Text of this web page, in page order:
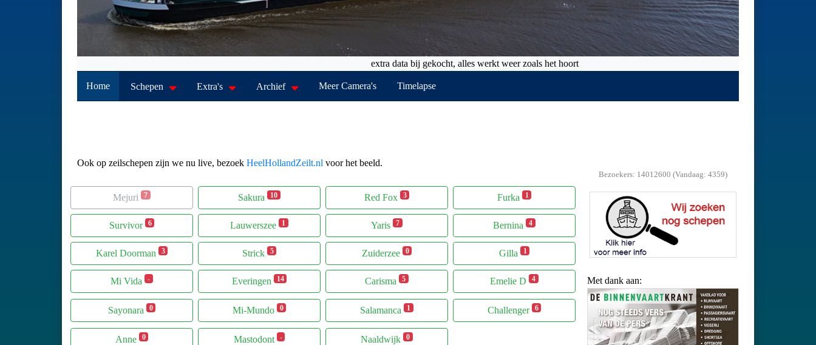
extra data bij gekocht, alles werkt weer zoals het hoort
Home Schepen Extra's Archief Meer Camera's Timelapse
Ook op zeilschepen zijn we nu live, bezoek HeelHollandZeilt.nl voor het beeld.
Mejuri 7
Survivor 6
Karel Doorman 3
Mi Vida -
Sakura 10
Lauwerszee 1
Strick 5
Everingen 14
Red Fox 3
Yaris 7
Zuiderzee 0
Carisma 5
Furka 1
Bernina 4
Gilla 1
Emelie D 4
Sayonara 0 Mi-Mundo 0 Salamanca 1 Challenger 6
Anne 0 Mastodont - Naaldwijk 0
Bezoekers: 14012600 (Vandaag: 4359)
Met dank aan: